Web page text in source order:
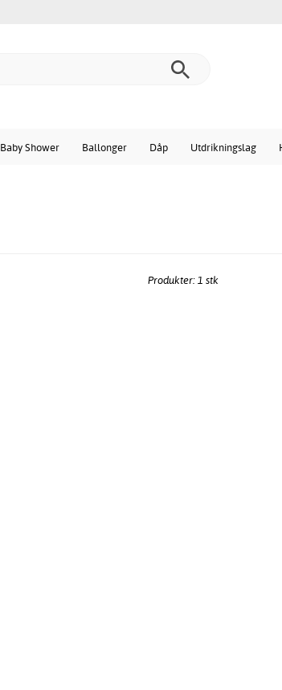
Baby Shower Ballonger Dåp Utdrikningslag
Produkter: 1 stk